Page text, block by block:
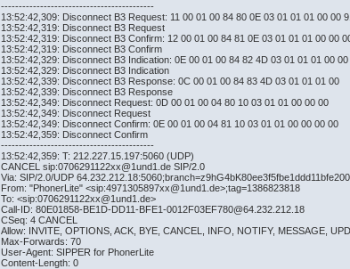
-------------------------------------------
13:52:42,309: Disconnect B3 Request: 11 00 01 00 84 80 0E 03 01 01 01 00 00
13:52:42,319: Disconnect B3 Request
13:52:42,319: Disconnect B3 Confirm: 12 00 01 00 84 81 0E 03 01 01 01 00 00
13:52:42,319: Disconnect B3 Confirm
13:52:42,329: Disconnect B3 Indication: 0E 00 01 00 84 82 4D 03 01 01 01 00 00
13:52:42,329: Disconnect B3 Indication
13:52:42,339: Disconnect B3 Response: 0C 00 01 00 84 83 4D 03 01 01 01 00
13:52:42,339: Disconnect B3 Response
13:52:42,349: Disconnect Request: 0D 00 01 00 04 80 10 03 01 01 00 00 00
13:52:42,349: Disconnect Request
13:52:42,349: Disconnect Confirm: 0E 00 01 00 04 81 10 03 01 01 00 00 00 00
13:52:42,359: Disconnect Confirm
-------------------------------------------
13:52:42,359: T: 212.227.15.197:5060 (UDP)
CANCEL sip:0706291122xx@1und1.de SIP/2.0
Via: SIP/2.0/UDP
From: "PhonerLite" <sip:4971305897xx@1und1.de>;tag=1386823818
To: <sip:0706291122xx@1und1.de>
Call-ID: 80E01858-BE1D-DD11-BFE1-0012F03EF780@64.232.212.18
CSeq: 4 CANCEL
Allow: INVITE, OPTIONS, ACK, BYE, CANCEL, INFO, NOTIFY, MESSAGE,
Max-Forwards: 70
User-Agent: SIPPER for PhonerLite
Content-Length: 0